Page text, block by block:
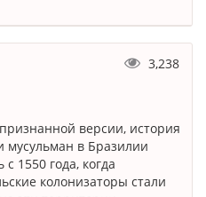
3,238
версии, история
мусульман в Бразилии
с 1550 года, когда
колонизаторы стали